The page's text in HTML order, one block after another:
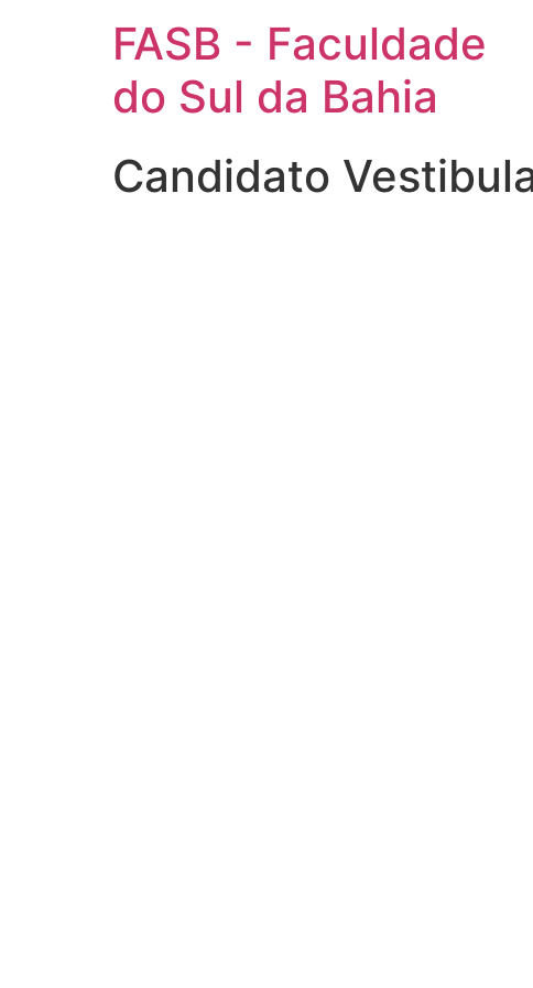
FASB - Faculdade
do Sul da Bahia
Candidato